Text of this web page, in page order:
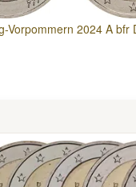
Vorpommern 2024 A bfr